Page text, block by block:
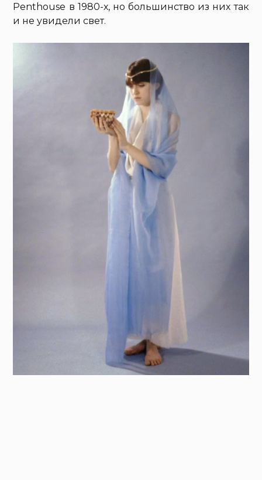
Penthouse в 1980-х, но большинство из них так
и не увидели свет.